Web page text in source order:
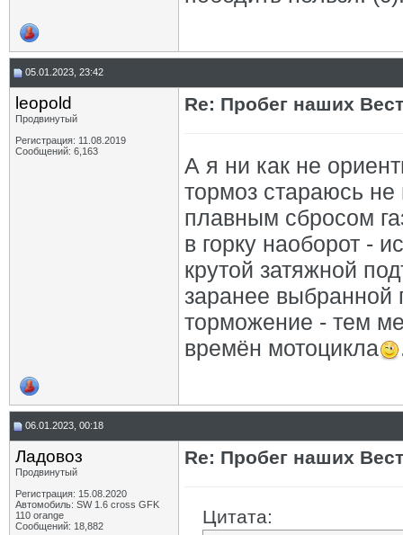
05.01.2023, 23:42
leopold
Продвинутый
Регистрация: 11.08.2019
Сообщений: 6,163
Re: Пробег наших
А я ни как не
тормоз стараюсь
плавным сбросом
в горку наоборот -
крутой затяжной
заранее выбранной
торможение - тем
времён мотоцикла
06.01.2023, 00:18
Ладовоз
Продвинутый
Регистрация: 15.08.2020
Автомобиль: SW 1.6 cross GFK
110 orange
Сообщений: 18,882
Re: Пробег наших
Цитата: